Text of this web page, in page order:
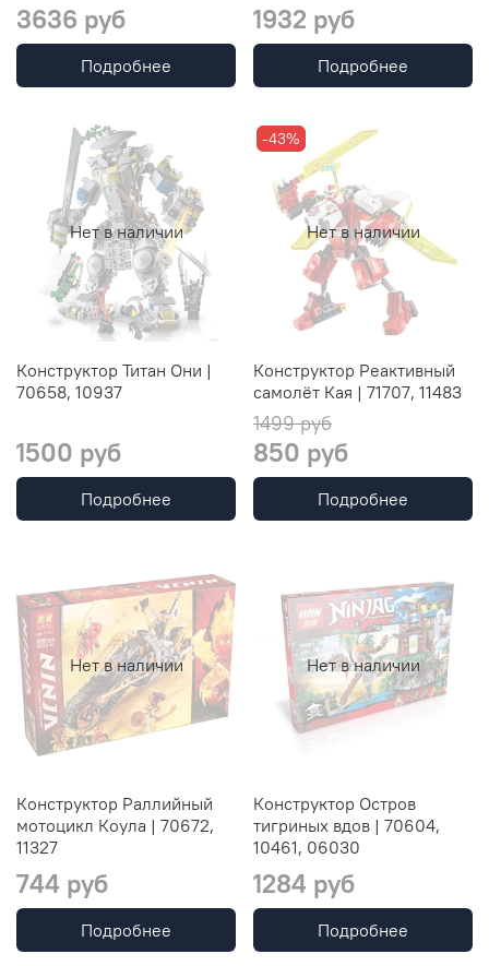
3636 руб
Подробнее
1932 руб
Подробнее
Нет в наличии
Конструктор Титан Они |
70658, 10937
1500 руб
Подробнее
Нет в наличии
-43%
Конструктор Реактивный
самолёт Кая | 71707, 11483
1499 руб
850 руб
Подробнее
Нет в наличии
Конструктор Раллийный
мотоцикл Коула | 70672,
11327
744 руб
Подробнее
Нет в наличии
Конструктор Остров
тигриных вдов | 70604,
10461, 06030
1284 руб
Подробнее